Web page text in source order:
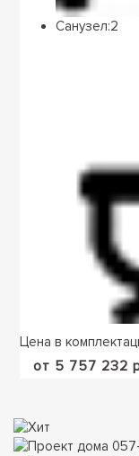
Санузел:2
Цена в
от 5 757 232